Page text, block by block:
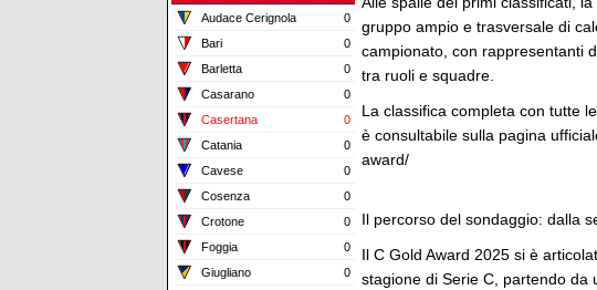
Audace Cerignola
0
Bari
0
Barletta
0
Casarano
0
Casertana
0
Catania
0
Cavese
0
Cosenza
0
Crotone
0
Foggia
0
Giugliano
0
gruppo ampio e trasversale di
campionato, con rappresentanti
tra ruoli e squadre.
La classifica completa con tutte
è consultabile sulla pagina
award/
Il percorso del sondaggio: dalla
Il C Gold Award 2025 si è
stagione di Serie C, partendo da